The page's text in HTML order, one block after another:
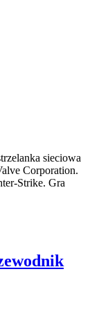
sieciowa
Corporation.
Strike. Gra